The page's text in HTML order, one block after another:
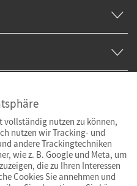
vollständig nutzen zu können,
nutzen wir Tracking- und
andere Trackingtechniken
wie z. B. Google und Meta, um
die zu Ihren Interessen
Cookies Sie annehmen und